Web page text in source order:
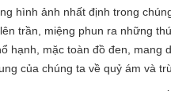
hình ảnh nhất định trong
trần, miệng phun ra những
hạnh, mặc toàn đồ đen,
của chúng ta về quỷ ám và